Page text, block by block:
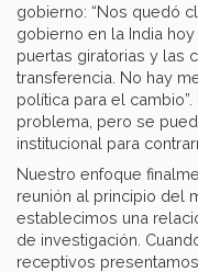
gobierno: “Nos quedó
gobierno en la India
puertas giratorias y las
transferencia. No hay
política para el
problema, pero se
institucional para
Nuestro enfoque
reunión al principio del
establecimos una
de investigación.
receptivos